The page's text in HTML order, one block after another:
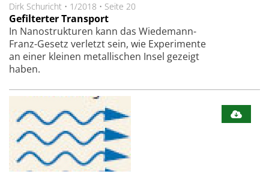
Dirk Schuricht • 1/2018 • Seite 20
Gefilterter Transport
In Nanostrukturen kann das Wiedemann-
Franz-Gesetz verletzt sein, wie Experimente
an einer kleinen metallischen Insel gezeigt
haben.